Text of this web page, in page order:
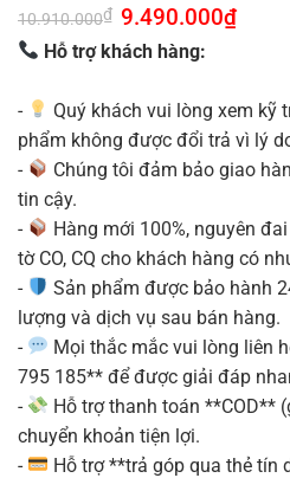
10.910.000₫ Giá
gốc
là:
10.910.000₫.
9.490.000₫Giá
Hỗ trợ khách hàng:
-
Quý khách vui lòng xem kỹ
phẩm không được đổi trả vì lý
-
Chúng tôi đảm bảo giao
tin cậy.
-
Hàng mới 100%, nguyên
tờ CO, CQ cho khách hàng có
-
Sản phẩm được bảo hành
lượng và dịch vụ sau bán hàng.
-
Mọi thắc mắc vui lòng liên
795 185** để được giải đáp
-
Hỗ trợ thanh toán **COD**
chuyển khoản tiện lợi.
-
Hỗ trợ **trả góp qua thẻ tín